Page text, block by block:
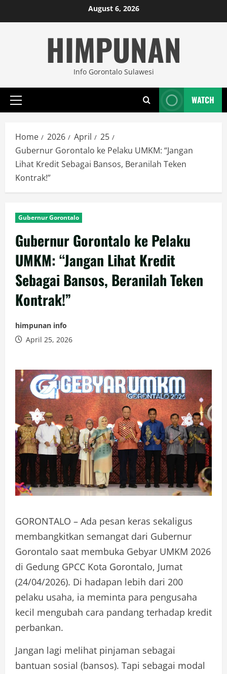
to
August 6, 2026
HIMPUNAN
Info Gorontalo Sulawesi
Primary
WATCH
Home 2026 April
25
Gubernur Gorontalo ke Pelaku UMKM: “Jangan
Lihat Kredit Sebagai Bansos, Beranilah Teken
Kontrak!”
Gubernur Gorontalo
Gubernur Gorontalo ke Pelaku
UMKM: “Jangan Lihat Kredit
Sebagai Bansos, Beranilah Teken
Kontrak!”
himpunan info
April 25, 2026
GORONTALO – Ada pesan keras sekaligus
membangkitkan semangat dari Gubernur
Gorontalo saat membuka Gebyar UMKM 2026
di Gedung GPCC Kota Gorontalo, Jumat
(24/04/2026). Di hadapan lebih dari 200
pelaku usaha, ia meminta para pengusaha
kecil mengubah cara pandang terhadap kredit
perbankan.
Jangan lagi melihat pinjaman sebagai
bantuan sosial (bansos). Tapi sebagai modal